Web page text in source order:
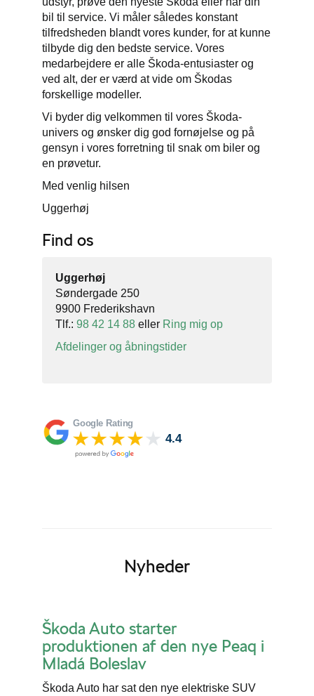
bil til service. Vi måler således konstant
tilfredsheden blandt vores kunder, for at kunne
tilbyde dig den bedste service. Vores
medarbejdere er alle Škoda-entusiaster og
ved alt, der er værd at vide om Škodas
forskellige modeller.
Vi byder dig velkommen til vores Škoda-
univers og ønsker dig god fornøjelse og på
gensyn i vores forretning til snak om biler og
en prøvetur.
Med venlig hilsen
Uggerhøj
Find os
Uggerhøj
Søndergade 250
9900 Frederikshavn
Tlf.: 98 42 14 88 eller Ring mig op
Afdelinger og åbningstider
Nyheder
Škoda Auto starter
produktionen af den nye Peaq i
Mladá Boleslav
Škoda Auto har sat den nye elektriske SUV